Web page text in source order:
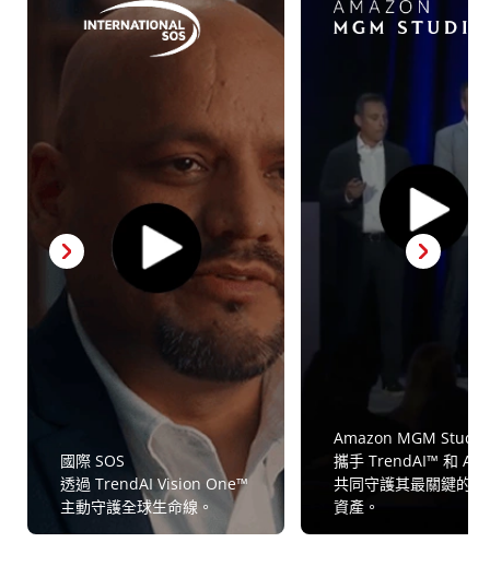
國際 SOS
透過 TrendAI Vision One™
主動守護全球生命線。
Amazon MGM
攜手 TrendAI™ 和
共同守護其最關鍵的
資產。